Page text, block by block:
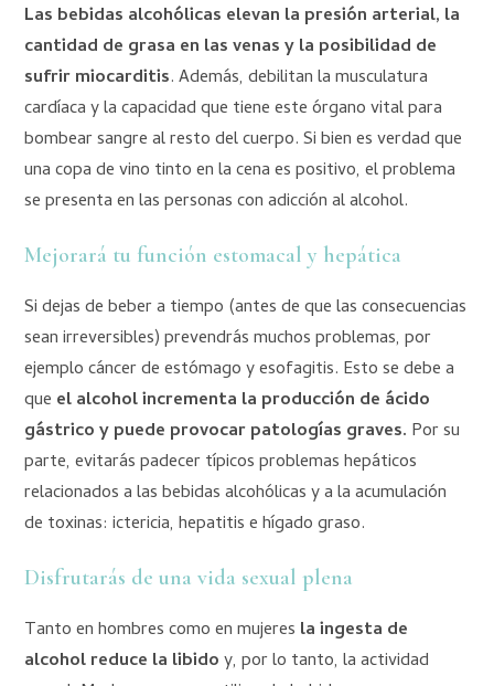
Las bebidas alcohólicas elevan la presión arterial, la
cantidad de grasa en las venas y la posibilidad de
sufrir miocarditis. Además, debilitan la musculatura
cardíaca y la capacidad que tiene este órgano vital para
bombear sangre al resto del cuerpo. Si bien es verdad que
una copa de vino tinto en la cena es positivo, el problema
se presenta en las personas con adicción al alcohol.
Mejorará tu función estomacal y hepática
Si dejas de beber a tiempo (antes de que las consecuencias
sean irreversibles) prevendrás muchos problemas, por
ejemplo cáncer de estómago y esofagitis. Esto se debe a
que el alcohol incrementa la producción de ácido
gástrico y puede provocar patologías graves. Por su
parte, evitarás padecer típicos problemas hepáticos
relacionados a las bebidas alcohólicas y a la acumulación
de toxinas: ictericia, hepatitis e hígado graso.
Disfrutarás de una vida sexual plena
Tanto en hombres como en mujeres la ingesta de
alcohol reduce la libidoy, por lo tanto, la actividad